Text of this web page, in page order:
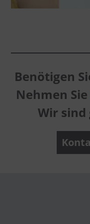
Benötigen
Nehmen Sie
Wir sind